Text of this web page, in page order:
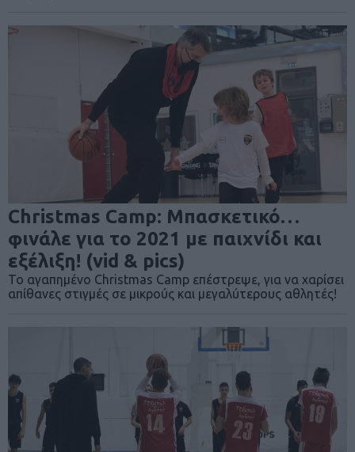
Christmas Camp: Μπασκετικό…
φινάλε για το 2021 με παιχνίδι και
εξέλιξη! (vid & pics)
Το αγαπημένο Christmas Camp επέστρεψε, για να χαρίσει
απίθανες στιγμές σε μικρούς και μεγαλύτερους αθλητές!